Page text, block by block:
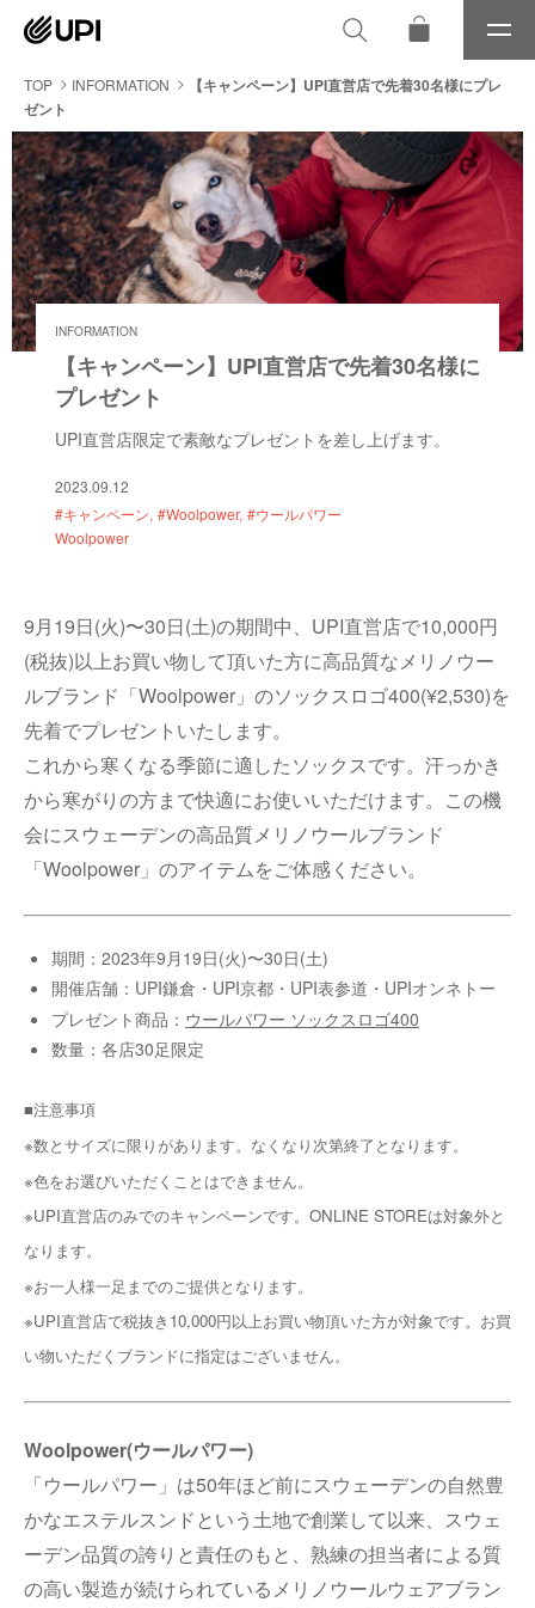
メ
ニ
ュ
TOP INFORMATION
【キャンペーン】UPI直営店で先着30名様にプレ
ゼント
INFORMATION
【キャンペーン】UPI直営店で先着30名様に
プレゼント
UPI直営店限定で素敵なプレゼントを差し上げます。
2023.09.12
#キャンペーン #Woolpower #ウールパワー
Woolpower
9月19日(火)〜30日(土)の期間中、UPI直営店で10,000円
(税抜)以上お買い物して頂いた方に高品質なメリノウー
ルブランド「Woolpower」のソックスロゴ400(¥2,530)を
先着でプレゼントいたします。
これから寒くなる季節に適したソックスです。汗っかき
から寒がりの方まで快適にお使いいただけます。この機
会にスウェーデンの高品質メリノウールブランド
「Woolpower」のアイテムをご体感ください。
期間：2023年9月19日(火)〜30日(土)
開催店舗：UPI鎌倉・UPI京都・UPI表参道・UPIオンネトー
プレゼント商品： ウールパワー ソックスロゴ400
数量：各店30足限定
■注意事項
※数とサイズに限りがあります。なくなり次第終了となります。
※色をお選びいただくことはできません。
※UPI直営店のみでのキャンペーンです。ONLINE STOREは対象外と
なります。
※お一人様一足までのご提供となります。
※UPI直営店で税抜き10,000円以上お買い物頂いた方が対象です。お買
い物いただくブランドに指定はございません。
Woolpower(ウールパワー)
「ウールパワー」は50年ほど前にスウェーデンの自然豊
かなエステルスンドという土地で創業して以来、スウェ
ーデン品質の誇りと責任のもと、熟練の担当者による質
の高い製造が続けられているメリノウールウェアブラン